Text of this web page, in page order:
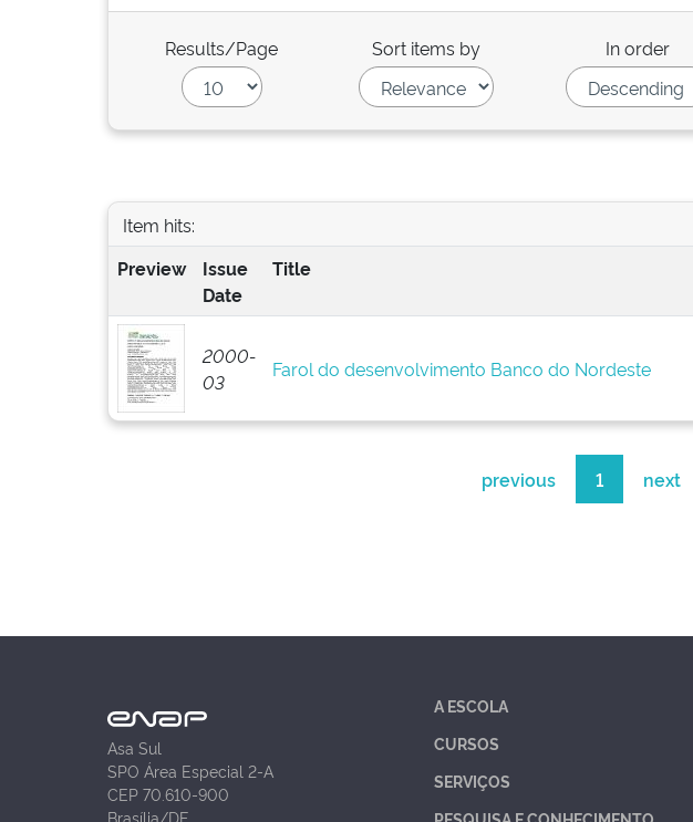
Results/Page Sort items by In order
Item hits:
Preview
Issue
Date
Title
2000-
03
Farol do desenvolvimento Banco do Nordeste
previous 1 next
Asa Sul
SPO Área Especial 2-A
CEP 70.610-900
Brasília/DF
A ESCOLA
CURSOS
SERVIÇOS